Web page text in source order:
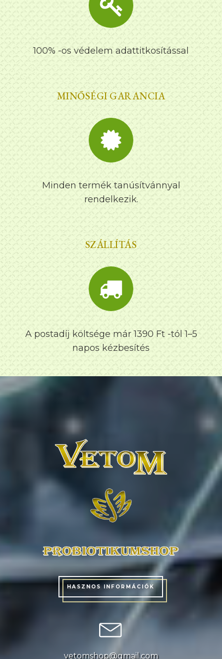
100% -os védelem adattitkosítással
MINŐSÉGI GARANCIA
Minden termék tanúsítvánnyal
rendelkezik.
SZÁLLÍTÁS
A postadíj költsége már 1390 Ft -tól 1–5
napos kézbesítés
HASZNOS INFORMÁCIÓK
vetomshop@gmail.com